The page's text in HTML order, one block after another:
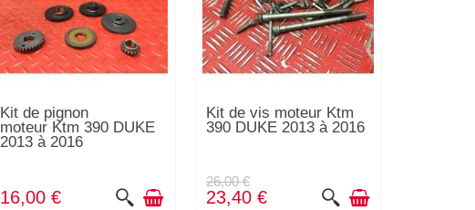
Kit de pignon
moteur Ktm 390 DUKE
2013 à 2016
16,00 €
Kit de vis moteur Ktm
390 DUKE 2013 à 2016
26,00 €
23,40 €